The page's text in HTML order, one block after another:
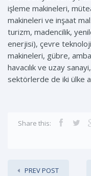
işleme makineleri,
makineleri ve inşaat
turizm, madencilik,
enerjisi), çevre
makineleri, gübre,
havacılık ve uzay
sektörlerde de iki ülke
Share this:
PREV POST